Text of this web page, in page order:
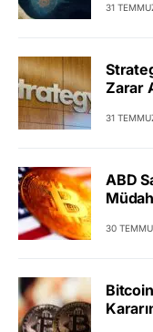
31
Zarar
31
ABD
30